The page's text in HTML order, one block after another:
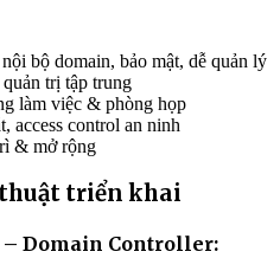
bộ domain, bảo mật, dễ quản lý
trị tập trung
làm việc & phòng họp
access control an ninh
& mở rộng
triển khai
– Domain Controller: